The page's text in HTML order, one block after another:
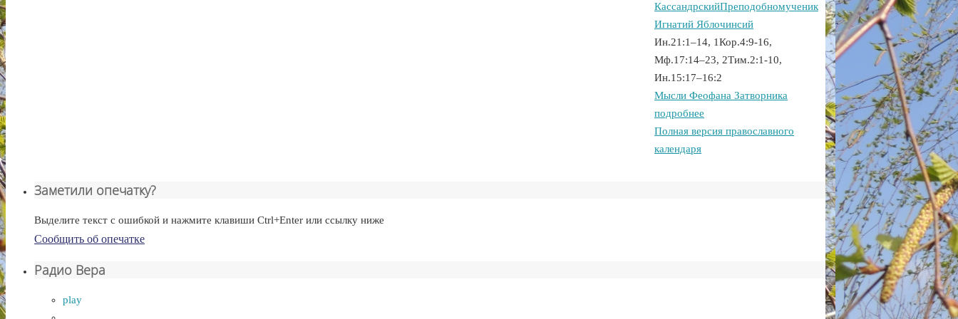
КассандрскийПреподобномученик
Игнатий Яблочинсий
Ин.21:1–14, 1Кор.4:9-16,
Мф.17:14–23, 2Тим.2:1-10,
Ин.15:17–16:2
Мысли Феофана Затворника
подробнее
Полная версия православного
календаря
Заметили опечатку?
Выделите текст с ошибкой и нажмите клавиши Ctrl+Enter или ссылку ниже
Сообщить об опечатке
Радио Вера
play